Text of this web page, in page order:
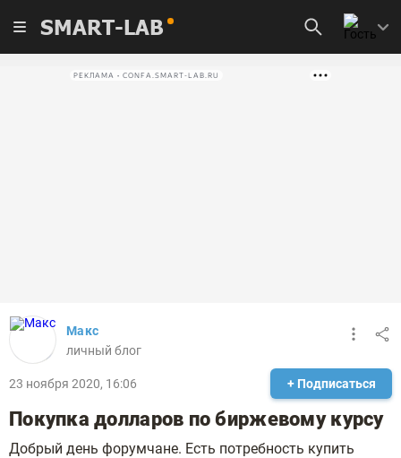
SMART-LAB
РЕКЛАМА • CONFA.SMART-LAB.RU
Макс
личный блог
23 ноября 2020, 16:06 + Подписаться
Покупка долларов по биржевому курсу
Добрый день форумчане. Есть потребность купить